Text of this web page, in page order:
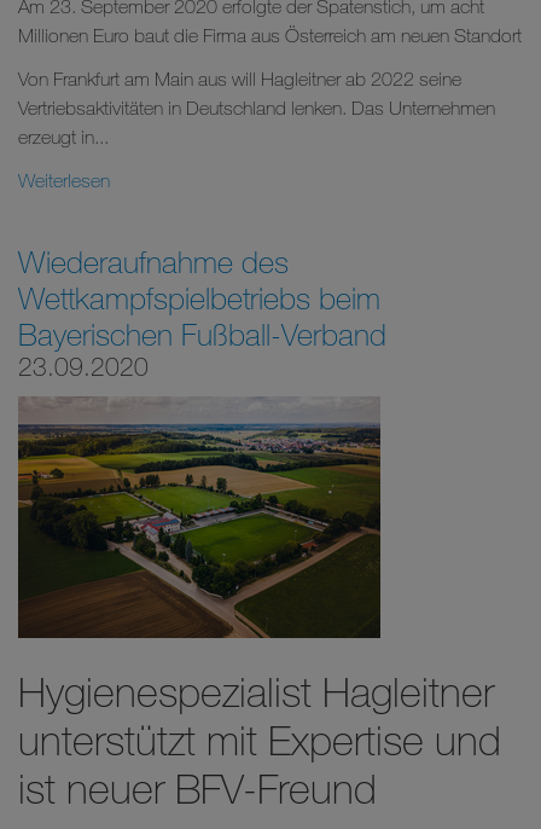
Am 23. September 2020 erfolgte der Spatenstich, um acht
Millionen Euro baut die Firma aus Österreich am neuen Standort
Von Frankfurt am Main aus will Hagleitner ab 2022 seine
Vertriebsaktivitäten in Deutschland lenken. Das Unternehmen
erzeugt in...
Weiterlesen
Wiederaufnahme des
Wettkampfspielbetriebs beim
Bayerischen Fußball-Verband
23.09.2020
Hygienespezialist Hagleitner
unterstützt mit Expertise und
ist neuer BFV-Freund